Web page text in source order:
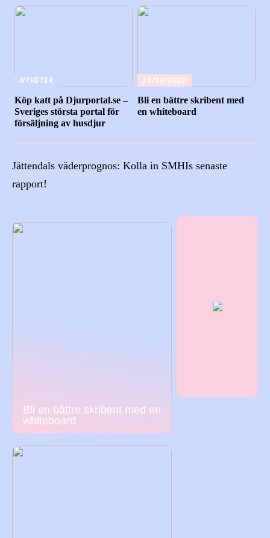
NYHETER
Köp katt på Djurportal.se –
Sveriges största portal för
försäljning av husdjur
25/10/2022
Bli en bättre skribent med
en whiteboard
Jättendals väderprognos: Kolla in SMHIs senaste
rapport!
Bli en bättre skribent med en
whiteboard